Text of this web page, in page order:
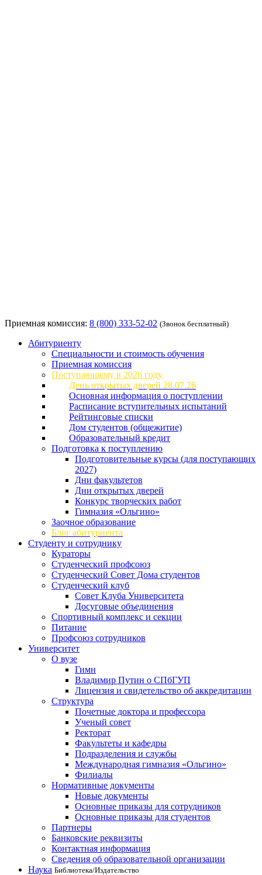
Приемная комиссия: 8 (800) 333-52-02 (Звонок бесплатный)
Абитуриенту
Специальности и стоимость обучения
Приемная комиссия
Поступающему в 2026 году
День открытых дверей 28.07.26
Основная информация о поступлении
Расписание вступительных испытаний
Рейтинговые списки
Дом студентов (общежитие)
Образовательный кредит
Подготовка к поступлению
Подготовительные курсы (для поступающих
2027)
Дни факультетов
Дни открытых дверей
Конкурс творческих работ
Гимназия «Ольгино»
Заочное образование
Блог абитуриента
Студенту и сотруднику
Кураторы
Студенческий профсоюз
Студенческий Совет Дома студентов
Студенческий клуб
Совет Клуба Университета
Досуговые объединения
Спортивный комплекс и секции
Питание
Профсоюз сотрудников
Университет
О вузе
Гимн
Владимир Путин о СПбГУП
Лицензия и свидетельство об аккредитации
Структура
Почетные доктора и профессора
Ученый совет
Ректорат
Факультеты и кафедры
Подразделения и службы
Международная гимназия «Ольгино»
Филиалы
Нормативные документы
Новые документы
Основные приказы для сотрудников
Основные приказы для студентов
Партнеры
Банковские реквизиты
Контактная информация
Сведения об образовательной организации
Наука Библиотека/Издательство